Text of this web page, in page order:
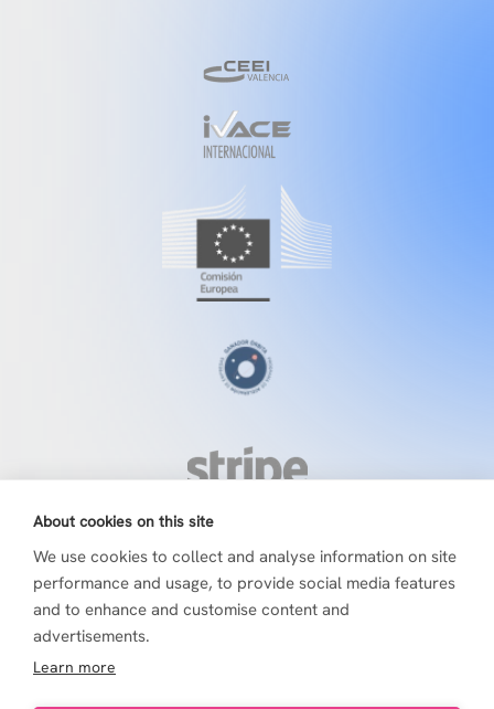
About cookies on this site
We use cookies to collect and analyse information on site
performance and usage, to provide social media features
and to enhance and customise content and
advertisements.
Learn more